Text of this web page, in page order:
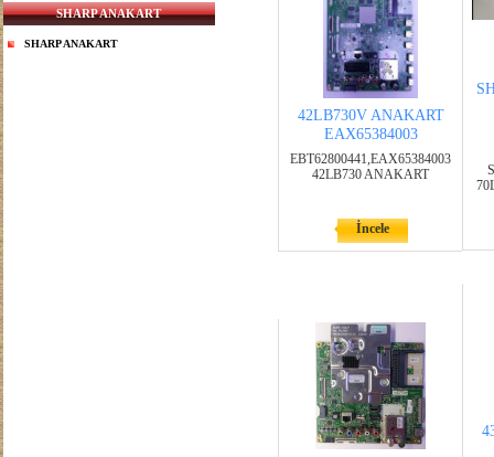
SHARP ANAKART
SHARP ANAKART
42LB730V ANAKART
EAX65384003
EBT62800441,EAX65384003
42LB730 ANAKART
İncele